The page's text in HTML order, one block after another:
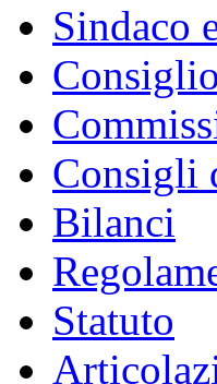
Sindaco
Consigli
Bilanci
Statuto